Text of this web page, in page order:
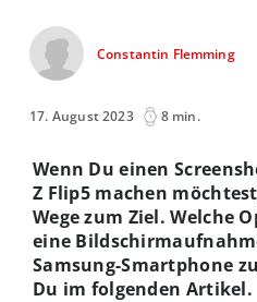
Constantin Flemming
17. August 2023 8 min.
Wenn Du einen
Z Flip5 machen
Wege zum Ziel. Welche
eine
Samsung-Smartphone
Du im folgenden Artikel.